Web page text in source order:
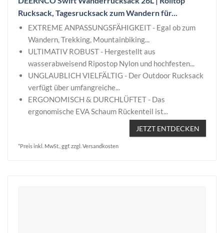
Rucksack, Tagesrucksack zum Wandern für...
EXTREME ANPASSUNGSFÄHIGKEIT - Egal ob zum
Wandern, Trekking, Mountainbiking...
ULTIMATIV ROBUST - Hergestellt aus
wasserabweisend Ripostop Nylon und hochfesten...
UNGLAUBLICH VIELFÄLTIG - Der Outdoor Rucksack
verfügt über umfangreiche...
ERGONOMISCH & DURCHLÜFTET - Das
ergonomische EVA Schaum Rückenteil ist...
JETZT ENTDECKEN
*Preis inkl. MwSt., ggf. zzgl. Versandkosten